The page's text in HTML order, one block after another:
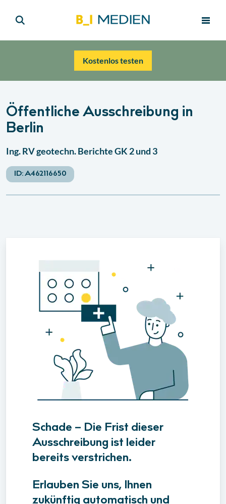
Kostenlos testen
Öffentliche Ausschreibung in
Berlin
Ing. RV geotechn. Berichte GK 2 und 3
ID:A462116650
Schade – Die Frist dieser
Ausschreibung ist leider
bereits verstrichen.
Erlauben Sie uns, Ihnen
zukünftig automatisch und